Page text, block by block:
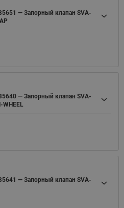
— Запорный клапан SVA-
— Запорный клапан SVA-
WHEEL
— Запорный клапан SVA-